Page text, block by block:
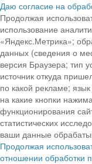
Даю согласие на
Продолжая
использование
«Яндекс.Метрика»;
данных (сведения о
версия Браузера; тип
источник откуда
по какой рекламе;
на какие кнопки
функционирования
статистических
ваши данные
Продолжая
отношении обработки